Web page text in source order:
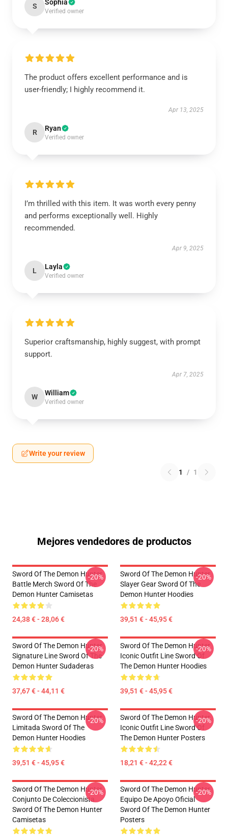
S Sophia
Verified owner
The product offers excellent performance and is
user-friendly; I highly recommend it.
Apr 13, 2025
R Ryan
Verified owner
I’m thrilled with this item. It was worth every penny
and performs exceptionally well. Highly
recommended.
Apr 9, 2025
L Layla
Verified owner
Superior craftsmanship, highly suggest, with prompt
support.
Apr 7, 2025
W William
Verified owner
Write your review
1 / 1
Mejores vendedores de productos
Sword Of The Demon Hunter
Battle Merch Sword Of The
Demon Hunter Camisetas
24,38 € - 28,06 €
-20%
Sword Of The Demon Hunter
Slayer Gear Sword Of The
Demon Hunter Hoodies
39,51 € - 45,95 €
-20%
Sword Of The Demon Hunter
Signature Line Sword Of The
Demon Hunter Sudaderas
37,67 € - 44,11 €
-20%
Sword Of The Demon Hunter
Iconic Outfit Line Sword Of
The Demon Hunter Hoodies
39,51 € - 45,95 €
-20%
Sword Of The Demon Hunter
Limitada Sword Of The
Demon Hunter Hoodies
39,51 € - 45,95 €
-20%
Sword Of The Demon Hunter
Iconic Outfit Line Sword Of
The Demon Hunter Posters
18,21 € - 42,22 €
-20%
Sword Of The Demon Hunter
Conjunto De Coleccionista
Sword Of The Demon Hunter
Camisetas
-20%
Sword Of The Demon Hunter
Equipo De Apoyo Oficial
Sword Of The Demon Hunter
Posters
-20%